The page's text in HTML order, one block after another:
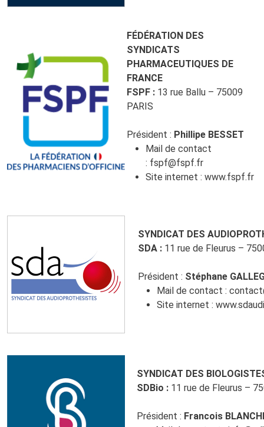
FÉDÉRATION DES
SYNDICATS
PHARMACEUTIQUES DE
FRANCE
FSPF : 13 rue Ballu – 75009
PARIS
Président : Phillipe BESSET
Mail de contact
: fspf@fspf.fr
Site internet : www.fspf.fr
SYNDICAT DES
SDA : 11 rue de Fleurus –
Président : Stéphane
Mail de contact :
Site internet :
SYNDICAT DES
SDBio : 11 rue de Fleurus –
Président : Francois